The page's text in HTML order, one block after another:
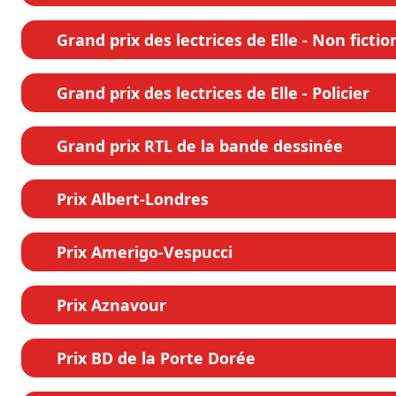
Grand prix des lectrices de Elle - Non
Grand prix des lectrices de Elle - Policier
Grand prix RTL de la bande dessinée
Prix Albert-Londres
Prix Amerigo-Vespucci
Prix Aznavour
Prix BD de la Porte Dorée